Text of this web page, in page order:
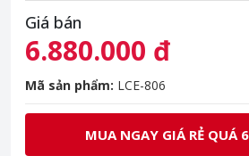
Giá bán
6.880.000 đ
Mã sản phẩm: LCE-806
MUA NGAY GIÁ RẺ QUÁ